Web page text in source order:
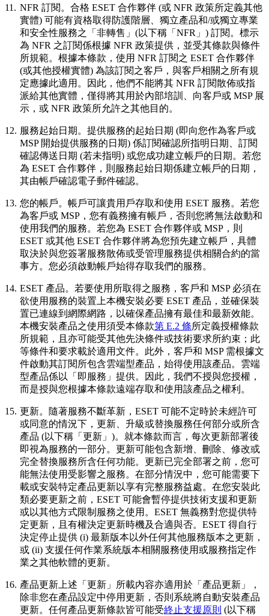
11. NFR 訂閱。 合格 ESET 合作夥伴 (或 NFR 政策所定義其他
實體) 可能有資格取得防護階層、獨立產品和/或獨立專業
和安全性服務之「非轉售」(以下稱「 NFR 」) 訂閱。標示
為 NFR 之訂閱係根據 NFR 政策提供，並受其條款與條件
所規範。根據本條款，使用 NFR 訂閱之 ESET 合作夥伴
(或其他授權實體) 為該訂閱之客戶，與客戶相關之所有規
定應據此適用。因此，他們不能將其 NFR 訂閱散佈或指
派給其他實體，僅得將其用於內部培訓、向客戶或 MSP 展
示，或 NFR 政策所允許之其他目的。
12. 服務起始日期。 提供服務的起始日期 (即向您作為客戶或
MSP 開始提供服務的日期) 係訂閱確認所指明日期、訂閱
確認傳送日期 (若未指明) 或您成功建立帳戶的日期。若您
為 ESET 合作夥伴，則服務起始日期係建立帳戶的日期，
其由帳戶確認電子郵件確認。
13. 您的帳戶。 帳戶可讓貴用戶存取和使用 ESET 服務。若您
為客戶或 MSP，您有義務擁有帳戶，否則您將無法啟動和
使用我們的服務。若您為 ESET 合作夥伴或 MSP，則
ESET 或其他 ESET 合作夥伴將為您預先建立帳戶，具體
取決於與您簽署服務散佈或受管理服務提供相關合約的當
事方。您必須啟動帳戶始得存取我們的服務。
14. ESET 產品。 若要使用所取得之服務，客戶和 MSP 必須在
欲使用服務的裝置上本機安裝必要 ESET 產品，並確保裝
置已連線到網際網路，以確保產品擁有最佳和最新效能。
本機安裝產品之使用須受本條款第 E.2 條所定義授權條款
所規範，且亦可能受其他先決條件或技術要求所約束；此
等條件和要求載於適用文件。此外，客戶和 MSP 需根據文
件啟動其訂閱所包含雲端型產品，始得使用該產品。雲端
型產品係以「即服務」提供。因此，我們不授與您授權，
而是授與您根據本條款遠端存取和使用該產品之權利。
15. 更新。 隨著服務不斷革新，ESET 可能不定時於未經許可
或同意的情況下，更新、升級或替換服務任何部分或所含
產品 (以下稱「更新」)。就本條款而言，每次更新部署後
即視為服務的一部分。更新可能包含新增、刪除、修改或
完全替換服務所含任何功能。更新已完全部署之前，您可
能無法使用受影響之服務。在部分情況中，您可能需要下
載或安裝特定產品更新以享有完整服務益處。在您安裝此
類必要更新之前，ESET 可能會暫停提供技術支援和更新
或以其他方式限制服務之使用。ESET 無義務對您提供特
定更新，且有權決定更新時機及合適與否。ESET 得自行
決定停止提供 (i) 最新版本以外任何其他服務版本之更新，
或 (ii) 支援任何作業系統版本相關服務使用或服務指定作
業之其他軟體的更新。
16. 產品更新上述「更新」所載內容亦適用於「產品更新」，
除非您在產品設定中停用更新，否則系統將自動安裝產品
更新。任何產品更新條款皆可能受終止支援原則 (以下稱